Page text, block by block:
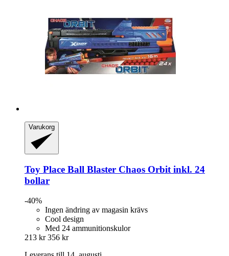
Varukorg
Toy Place Ball Blaster Chaos Orbit inkl. 24
bollar
-40%
Ingen ändring av magasin krävs
Cool design
Med 24 ammunitionskulor
213 kr 356 kr